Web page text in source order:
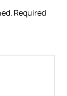
Required